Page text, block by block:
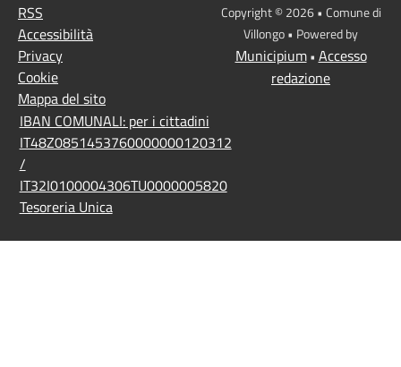
RSS
Accessibilità
Privacy
Cookie
Mappa del sito
IBAN COMUNALI: per i cittadini
IT48Z0851453760000000120312
/
IT32I0100004306TU0000005820
Tesoreria Unica
Copyright © 2026 • Comune di
Villongo • Powered by
Municipium• Accesso
redazione